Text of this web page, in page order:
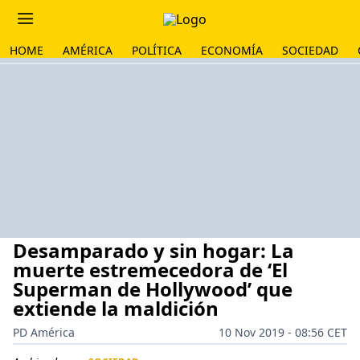
HOME AMÉRICA POLÍTICA ECONOMÍA SOCIEDAD
Desamparado y sin hogar: La
muerte estremecedora de ‘El
Superman de Hollywood’ que
extiende la maldición
PD América
10 Nov 2019 - 08:56 CET